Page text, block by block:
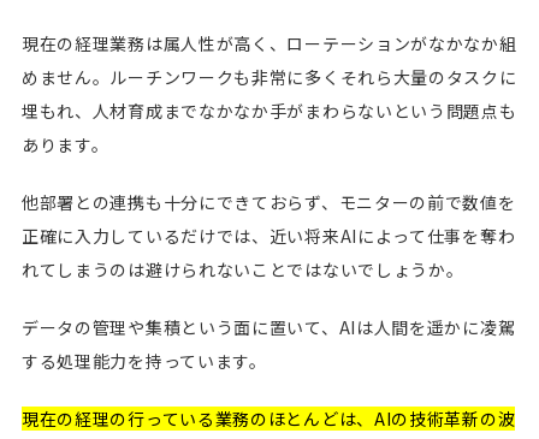
現在の経理業務は属人性が高く、ローテーションがなかなか組
めません。ルーチンワークも非常に多くそれら大量のタスクに
埋もれ、人材育成までなかなか手がまわらないという問題点も
あります。
他部署との連携も十分にできておらず、モニターの前で数値を
正確に入力しているだけでは、近い将来AIによって仕事を奪わ
れてしまうのは避けられないことではないでしょうか。
データの管理や集積という面に置いて、AIは人間を遥かに凌駕
する処理能力を持っています。
現在の経理の行っている業務のほとんどは、AIの技術革新の波